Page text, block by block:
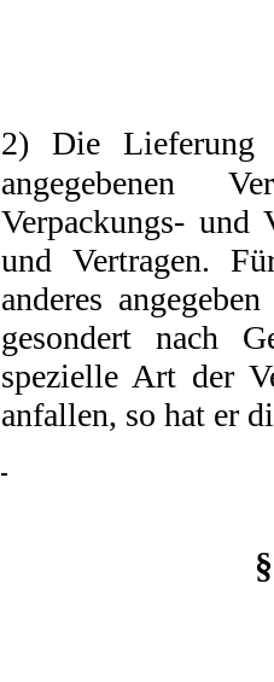
2) Die
angegebenen
Verpackungs- und
und Vertragen.
anderes
gesondert nach
spezielle Art der
anfallen, so hat er